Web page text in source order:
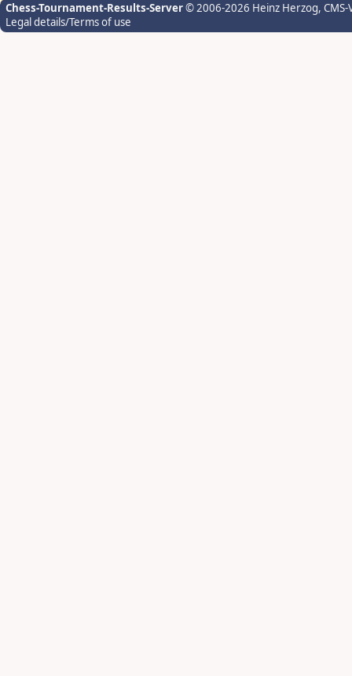
Chess-Tournament-Results-Server© 2006-2026 Heinz Herzog,
Legal details/Terms of use